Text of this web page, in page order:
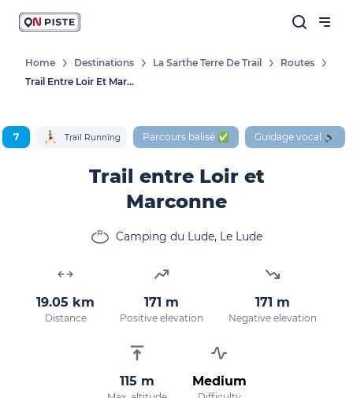
Home Destinations La Sarthe Terre De Trail
Routes
Trail Entre Loir Et Marconne
7 Trail Running Parcours balisé ✅ Guidage vocal 🔊
Trail entre Loir et
Marconne
Camping du Lude, Le Lude
19.05 km
Distance
171 m
Positive elevation
171 m
Negative elevation
115 m Medium